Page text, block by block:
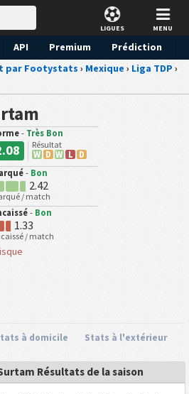
LIGUES MENU
API Premium
Prédiction
par Footystats › Mexique › Liga TDP ›
- Très Bon
Résultat
W D W L
D
- Bon
2.42
/ match
- Bon
1.33
/ match
à domicile Stats à l'extérieur
Résultats de la saison